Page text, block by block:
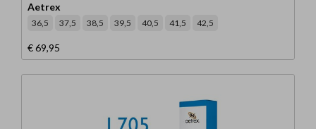
Aetrex
36,5 37,5 38,5 39,5 40,5 41,5 42,5
€ 69,95